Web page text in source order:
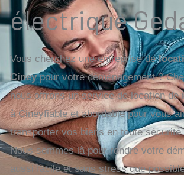
électrique
Vous cherchez une entreprise de
Cineypour votre déménagement ?
nous offrons un service de location de
à Cineyfiable et abordable pour vous
transporter vos biens en toute
Nous sommes là pour rendre votre
aussi facile et sans stress que